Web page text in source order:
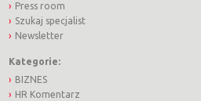
Press room
Szukaj specjalist
Newsletter
Kategorie:
BIZNES
HR Komentarz